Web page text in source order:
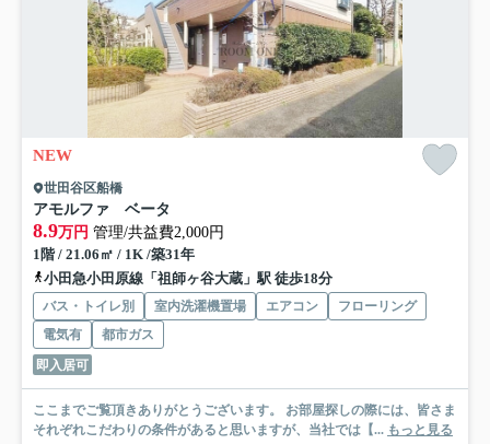
NEW
世田谷区船橋
アモルファ ベータ
8.9万円 管理/共益費2,000円
1階 / 21.06㎡ / 1K /築31年
小田急小田原線「祖師ヶ谷大蔵」駅 徒歩18分
バス・トイレ別 室内洗濯機置場 エアコン
フローリング
電気有
都市ガス
即入居可
ここまでご覧頂きありがとうございます。 お部屋探しの際には、皆さま
それぞれこだわりの条件があると思いますが、当社では【... もっと見る